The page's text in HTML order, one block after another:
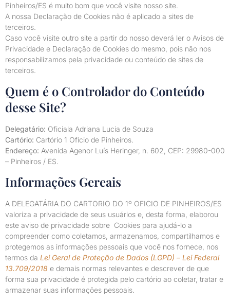
Pinheiros/ES é muito bom que você visite nosso site.
A nossa Declaração de Cookies não é aplicado a sites de
terceiros.
Caso você visite outro site a partir do nosso deverá ler o Avisos de
Privacidade e Declaração de Cookies do mesmo, pois não nos
responsabilizamos pela privacidade ou conteúdo de sites de
terceiros.
Quem é o Controlador do Conteúdo
desse Site?
Delegatário: Oficiala Adriana Lucia de Souza
Cartório: Cartório 1 Ofício de Pinheiros.
Endereço: Avenida Agenor Luís Heringer, n. 602, CEP: 29980-000
– Pinheiros / ES.
Informações Gereais
A DELEGATÁRIA DO CARTORIO DO 1º OFICIO DE PINHEIROS/ES
valoriza a privacidade de seus usuários e, desta forma, elaborou
este aviso de privacidade sobre Cookies para ajudá-lo a
compreender como coletamos, armazenamos, compartilhamos e
protegemos as informações pessoais que você nos fornece, nos
termos da Lei Geral de Proteção de Dados (LGPD) – Lei Federal
13.709/2018 e demais normas relevantes e descrever de que
forma sua privacidade é protegida pelo cartório ao coletar, tratar e
armazenar suas informações pessoais.